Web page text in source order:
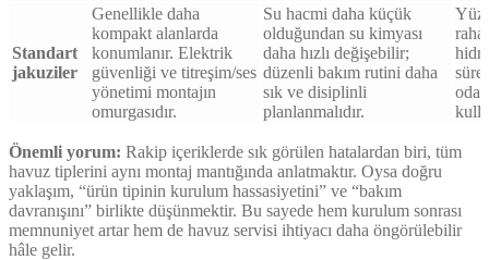
Standart
jakuziler
Genellikle daha
kompakt alanlarda
konumlanır. Elektrik
güvenliği ve titreşim/ses
yönetimi montajın
omurgasıdır.
Su hacmi daha küçük
olduğundan su kimyası
daha hızlı değişebilir;
düzenli bakım rutini daha
sık ve disiplinli
planlanmalıdır.
Önemli yorum: Rakip içeriklerde sık görülen hatalardan biri, tüm
havuz tiplerini aynı montaj mantığında anlatmaktır. Oysa doğru
yaklaşım, “ürün tipinin kurulum hassasiyetini” ve “bakım
davranışını” birlikte düşünmektir. Bu sayede hem kurulum sonrası
memnuniyet artar hem de havuz servisi ihtiyacı daha öngörülebilir
hâle gelir.